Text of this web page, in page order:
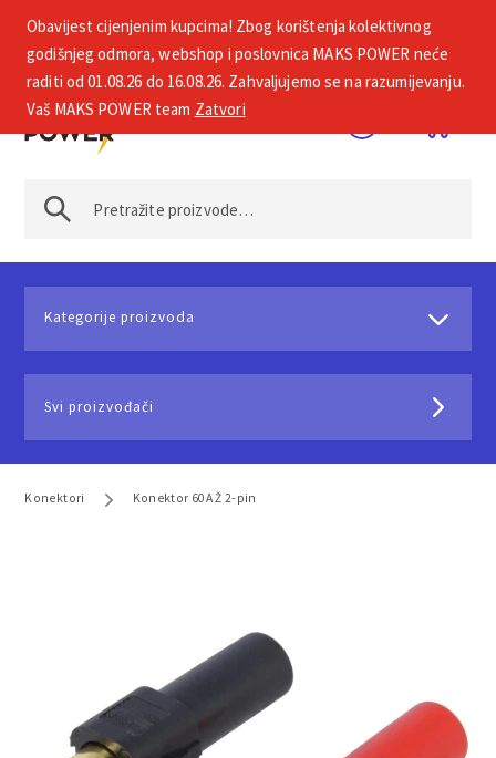
+385 1 2002 575
Kategorije proizvoda
Svi proizvođači
Konektori Konektor 60A Ž 2-pin
Obavijest cijenjenim kupcima! Zbog korištenja kolektivnog
godišnjeg odmora, webshop i poslovnica MAKS POWER neće
raditi od 01.08.26 do 16.08.26. Zahvaljujemo se na razumijevanju.
Vaš MAKS POWER team Zatvori